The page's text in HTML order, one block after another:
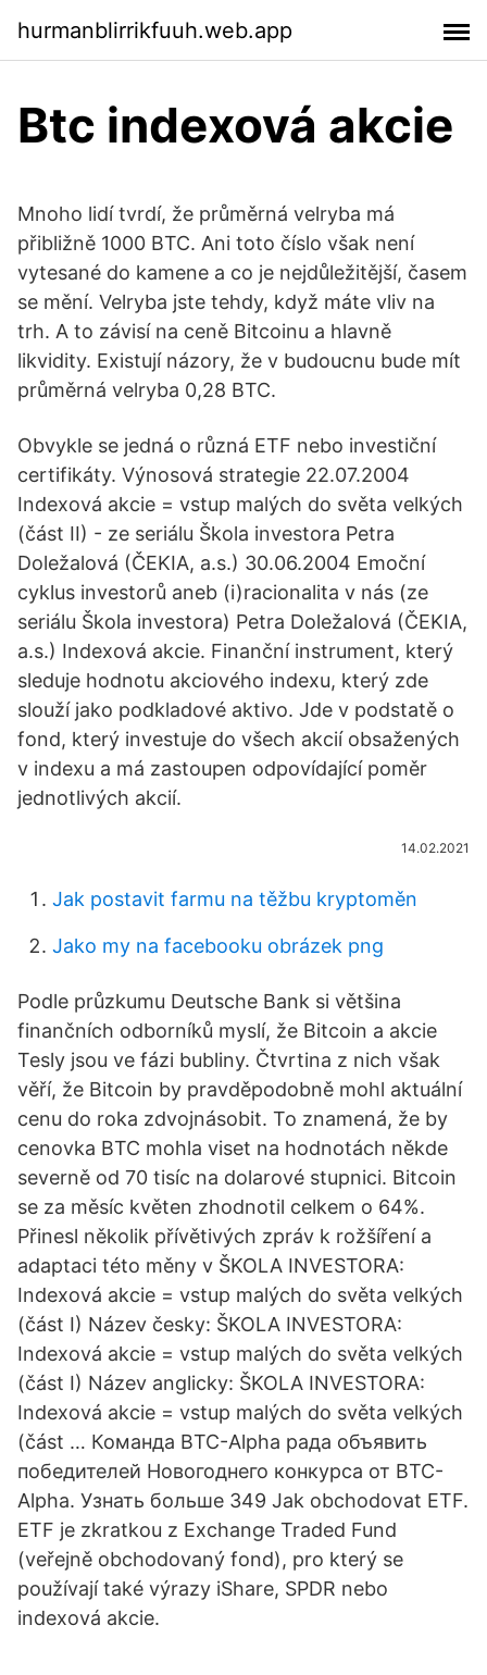
hurmanblirrikfuuh.web.app
Btc indexová akcie
Mnoho lidí tvrdí, že průměrná velryba má
přibližně 1000 BTC. Ani toto číslo však není
vytesané do kamene a co je nejdůležitější, časem
se mění. Velryba jste tehdy, když máte vliv na
trh. A to závisí na ceně Bitcoinu a hlavně
likvidity. Existují názory, že v budoucnu bude mít
průměrná velryba 0,28 BTC.
Obvykle se jedná o různá ETF nebo investiční
certifikáty. Výnosová strategie 22.07.2004
Indexová akcie = vstup malých do světa velkých
(část II) - ze seriálu Škola investora Petra
Doležalová (ČEKIA, a.s.) 30.06.2004 Emoční
cyklus investorů aneb (i)racionalita v nás (ze
seriálu Škola investora) Petra Doležalová (ČEKIA,
a.s.) Indexová akcie. Finanční instrument, který
sleduje hodnotu akciového indexu, který zde
slouží jako podkladové aktivo. Jde v podstatě o
fond, který investuje do všech akcií obsažených
v indexu a má zastoupen odpovídající poměr
jednotlivých akcií.
14.02.2021
Jak postavit farmu na těžbu kryptoměn
Jako my na facebooku obrázek png
Podle průzkumu Deutsche Bank si většina
finančních odborníků myslí, že Bitcoin a akcie
Tesly jsou ve fázi bubliny. Čtvrtina z nich však
věří, že Bitcoin by pravděpodobně mohl aktuální
cenu do roka zdvojnásobit. To znamená, že by
cenovka BTC mohla viset na hodnotách někde
severně od 70 tisíc na dolarové stupnici. Bitcoin
se za měsíc květen zhodnotil celkem o 64%.
Přinesl několik přívětivých zpráv k rožšíření a
adaptaci této měny v ŠKOLA INVESTORA:
Indexová akcie = vstup malých do světa velkých
(část I) Název česky: ŠKOLA INVESTORA:
Indexová akcie = vstup malých do světa velkých
(část I) Název anglicky: ŠKOLA INVESTORA:
Indexová akcie = vstup malých do světa velkých
(část … Команда BTC-Alpha рада объявить
победителей Новогоднего конкурса от BTC-
Alpha. Узнать больше 349 Jak obchodovat ETF.
ETF je zkratkou z Exchange Traded Fund
(veřejně obchodovaný fond), pro který se
používají také výrazy iShare, SPDR nebo
indexová akcie.